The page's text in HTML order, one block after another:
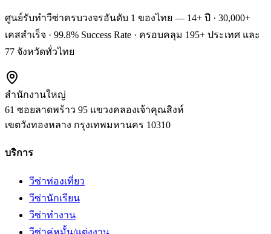
ศูนย์รับทำวีซ่าครบวงจรอันดับ 1 ของไทย — 14+ ปี · 30,000+
เคสสำเร็จ · 99.8% Success Rate · ครอบคลุม 195+ ประเทศ และ
77 จังหวัดทั่วไทย
สำนักงานใหญ่
61 ซอยลาดพร้าว 95 แขวงคลองเจ้าคุณสิงห์
เขตวังทองหลาง กรุงเทพมหานคร 10310
บริการ
วีซ่าท่องเที่ยว
วีซ่านักเรียน
วีซ่าทำงาน